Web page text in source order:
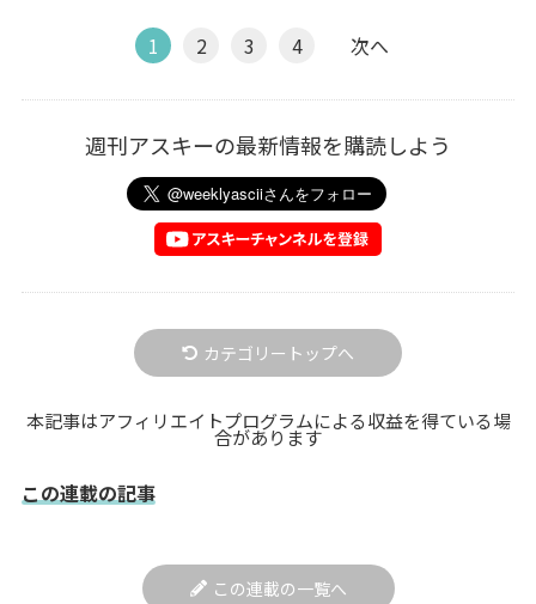
1 2 3 4 次へ
週刊アスキーの最新情報を購読しよう
カテゴリートップへ
本記事はアフィリエイトプログラムによる収益を得ている場
合があります
この連載の記事
この連載の一覧へ